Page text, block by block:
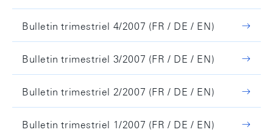
Bulletin trimestriel 4/2007 (FR / DE / EN)
Bulletin trimestriel 3/2007 (FR / DE / EN)
Bulletin trimestriel 2/2007 (FR / DE / EN)
Bulletin trimestriel 1/2007 (FR / DE / EN)